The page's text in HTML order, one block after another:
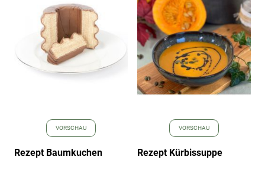
VORSCHAU
Rezept Baumkuchen
hinzufügen
VORSCHAU
Rezept Kürbissuppe